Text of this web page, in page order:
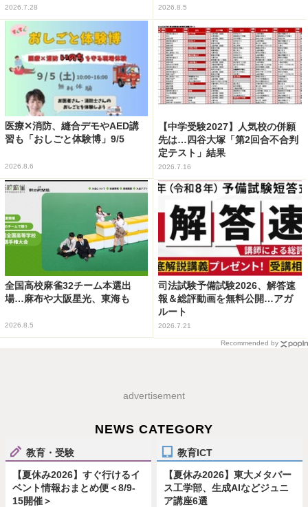
2026.7.28 2026.8.5
医療✕消防、縫合デモやAED講
習も「おしごと体験博」9/5
2026.8.6
【中学受験2027】人気校の併願
先は…四谷大塚「第2回合不合判
定テスト」結果
2026.7.16
全国高校麻雀32チーム本選出
場…麻布や大阪星光、東海も
2026.8.5
司法試験予備試験2026、解答速
報＆総評動画を無料公開…アガ
ルート
2026.7.21
Recommended by
advertisement
NEWS CATEGORY
教育・受験
【夏休み2026】すぐ行けるイ
ベント情報おまとめ便＜8/9-
15開催＞
教育ICT
【夏休み2026】東大メタバー
ス工学部、生成AIなどジュニ
ア講座6選